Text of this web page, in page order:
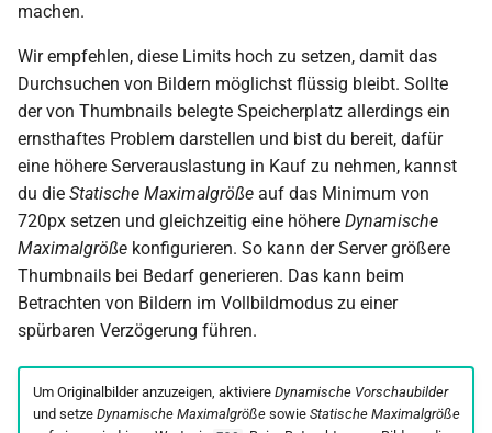
machen.
Wir empfehlen, diese Limits hoch zu setzen, damit das
Durchsuchen von Bildern möglichst flüssig bleibt. Sollte
der von Thumbnails belegte Speicherplatz allerdings ein
ernsthaftes Problem darstellen und bist du bereit, dafür
eine höhere Serverauslastung in Kauf zu nehmen, kannst
du die Statische Maximalgröße auf das Minimum von
720px setzen und gleichzeitig eine höhere Dynamische
Maximalgröße konfigurieren. So kann der Server größere
Thumbnails bei Bedarf generieren. Das kann beim
Betrachten von Bildern im Vollbildmodus zu einer
spürbaren Verzögerung führen.
Um Originalbilder anzuzeigen, aktiviere Dynamische Vorschaubilder
und setze Dynamische Maximalgrößesowie Statische Maximalgröße